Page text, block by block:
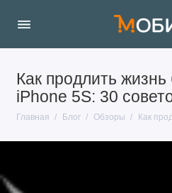
Как продлить жизнь
iPhone 5S: 30
Главная Блог Обзоры Как